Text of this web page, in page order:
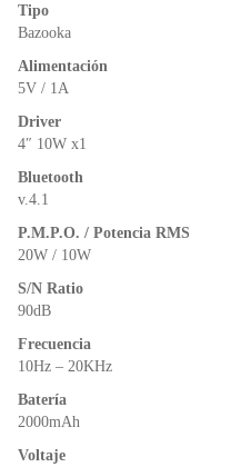
Tipo
Bazooka
Alimentación
5V / 1A
Driver
4″ 10W x1
Bluetooth
v.4.1
P.M.P.O. / Potencia RMS
20W / 10W
S/N Ratio
90dB
Frecuencia
10Hz – 20KHz
Batería
2000mAh
Voltaje